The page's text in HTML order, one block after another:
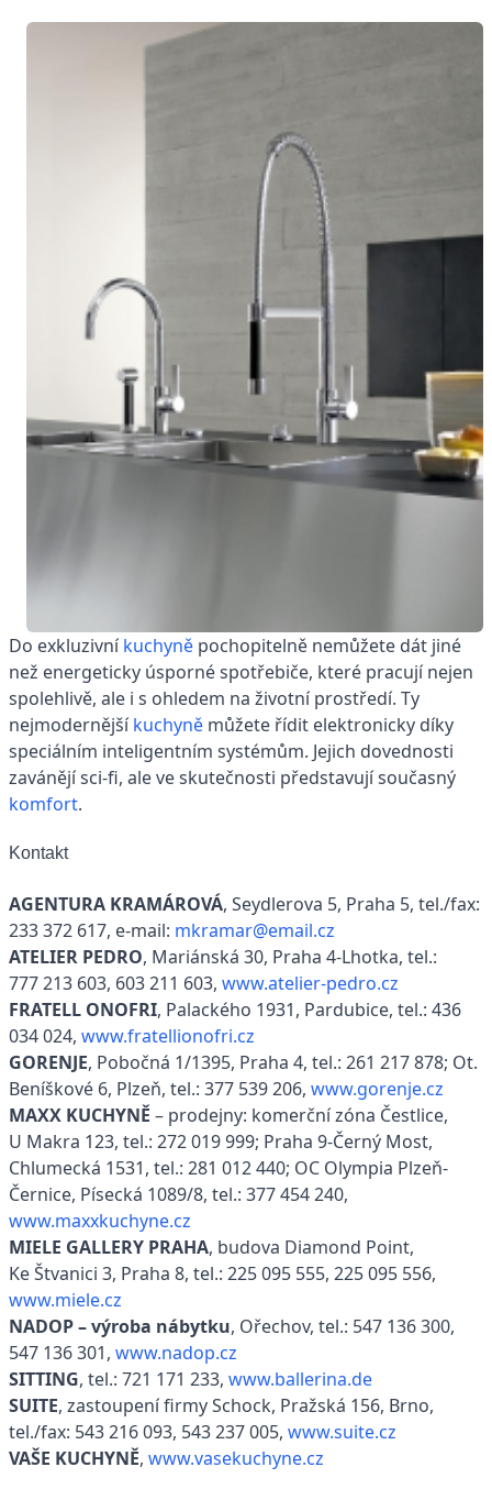
Do exkluzivníkuchyně pochopitelně nemůžete dát jiné
než energeticky úsporné spotřebiče, které pracují nejen
spolehlivě, ale i s ohledem na životní prostředí. Ty
nejmodernějšíkuchyně můžete řídit elektronicky díky
speciálním inteligentním systémům. Jejich dovednosti
zavánějí sci-fi, ale ve skutečnosti představují současný
komfort.
Kontakt
AGENTURA KRAMÁROVÁ, Seydlerova 5, Praha 5, tel./fax:
233 372 617, e-mail: mkramar@email.cz
ATELIER PEDRO, Mariánská 30, Praha 4-Lhotka, tel.:
777 213 603, 603 211 603, www.atelier-pedro.cz
FRATELL ONOFRI, Palackého 1931, Pardubice, tel.: 436
034 024, www.fratellionofri.cz
GORENJE, Pobočná 1/1395, Praha 4, tel.: 261 217 878; Ot.
Beníškové 6, Plzeň, tel.: 377 539 206, www.gorenje.cz
MAXX KUCHYNĚ – prodejny: komerční zóna Čestlice,
U Makra 123, tel.: 272 019 999; Praha 9-Černý Most,
Chlumecká 1531, tel.: 281 012 440; OC Olympia Plzeň-
Černice, Písecká 1089/8, tel.: 377 454 240,
www.maxxkuchyne.cz
MIELE GALLERY PRAHA, budova Diamond Point,
Ke Štvanici 3, Praha 8, tel.: 225 095 555, 225 095 556,
www.miele.cz
NADOP – výroba nábytku, Ořechov, tel.: 547 136 300,
547 136 301, www.nadop.cz
SITTING, tel.: 721 171 233, www.ballerina.de
SUITE, zastoupení firmy Schock, Pražská 156, Brno,
tel./fax: 543 216 093, 543 237 005, www.suite.cz
VAŠE KUCHYNĚ, www.vasekuchyne.cz